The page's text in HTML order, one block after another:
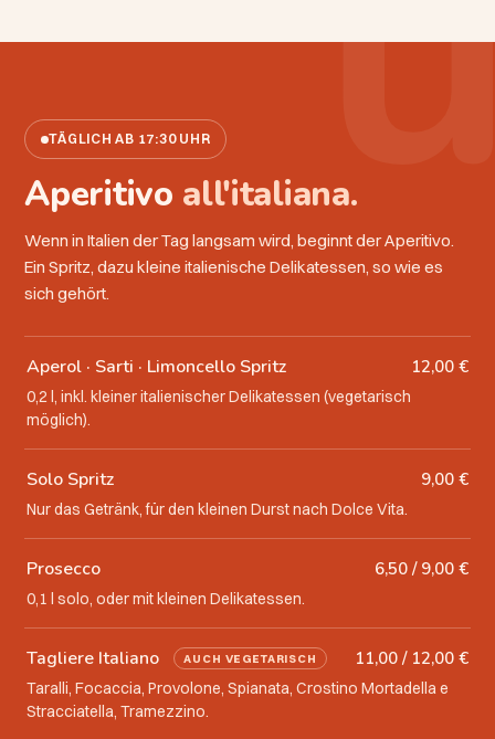
TÄGLICH AB 17:30 UHR
Aperitivo all'italiana.
Wenn in Italien der Tag langsam wird, beginnt der Aperitivo.
Ein Spritz, dazu kleine italienische Delikatessen, so wie es
sich gehört.
Aperol · Sarti · Limoncello Spritz 12,00 €
0,2 l, inkl. kleiner italienischer Delikatessen (vegetarisch
möglich).
Solo Spritz 9,00 €
Nur das Getränk, für den kleinen Durst nach Dolce Vita.
Prosecco 6,50 / 9,00 €
0,1 l solo, oder mit kleinen Delikatessen.
Tagliere Italiano AUCH VEGETARISCH 11,00 / 12,00 €
Taralli, Focaccia, Provolone, Spianata, Crostino Mortadella e
Stracciatella, Tramezzino.